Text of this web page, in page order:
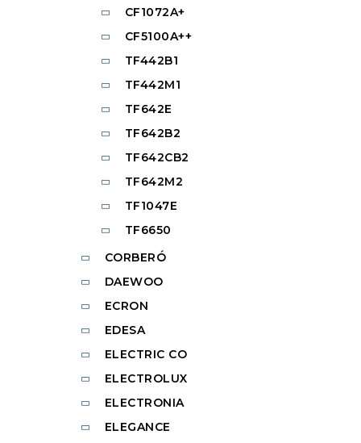
CF1072A+
CF5100A++
TF442B1
TF442M1
TF642E
TF642B2
TF642CB2
TF642M2
TF1047E
TF6650
CORBERÓ
DAEWOO
ECRON
EDESA
ELECTRIC CO
ELECTROLUX
ELECTRONIA
ELEGANCE